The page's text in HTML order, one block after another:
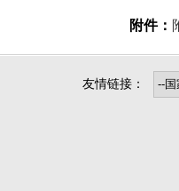
附件：
友情链接：